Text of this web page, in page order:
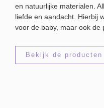
en natuurlijke materialen.
liefde en aandacht. Hierbij
voor de baby, maar ook de
Bekijk de producten